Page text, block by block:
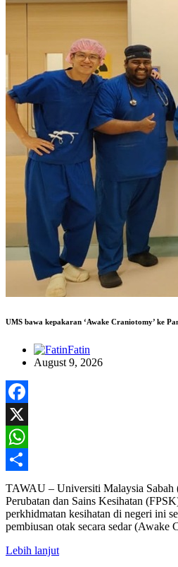
UMS bawa kepakaran ‘Awake Craniotomy’ ke
Fatin
August 9, 2026
Facebook
X
WhatsApp
Share
TAWAU – Universiti Malaysia Sabah
Perubatan dan Sains Kesihatan
perkhidmatan kesihatan di negeri ini
pembiusan otak secara sedar
Lebih lanjut